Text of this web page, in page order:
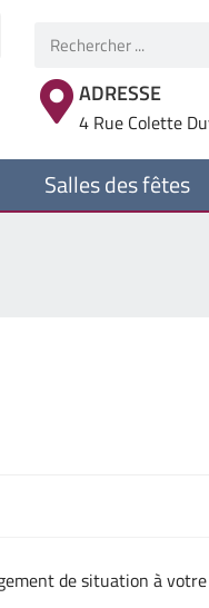
ADRESSE
4 Rue Colette
Salles des fêtes
de situation à votre